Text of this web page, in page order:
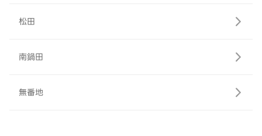
松田
南鍋田
無番地